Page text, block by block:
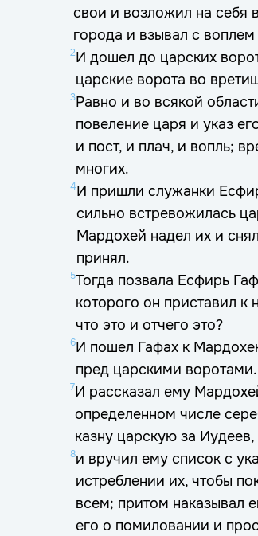
свои и возложил на себя
города и взывал с
2И дошел до царских
царские ворота во
3Равно и во всякой
повеление царя и указ
и пост, и плач, и вопль;
многих.
4И пришли служанки
сильно встревожилась
Мардохей надел их и
принял.
5Тогда позвала Есфирь
которого он приставил к
что это и отчего это?
6И пошел Гафах к
пред царскими воротами.
7И рассказал ему
определенном числе
казну царскую за
8и вручил ему список с
истреблении их, чтобы
всем; притом наказывал
его о помиловании и